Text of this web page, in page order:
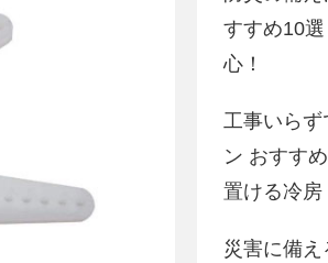
すすめ10
心！
工事いらず
ン おすす
置ける冷房
災害に備え